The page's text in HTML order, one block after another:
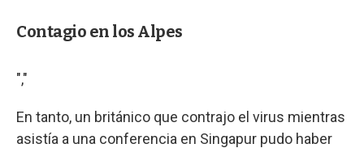
Contagio en los Alpes
","
En tanto, un británico que contrajo el virus mientras
asistía a una conferencia en Singapur pudo haber